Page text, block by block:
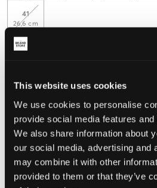
This website uses cookies
We use cookies to personalise
provide social media features
We also share information about
our social media, advertising and
may combine it with other
provided to them or that they’ve
41
26,6 cm
Upplevd storlek
Liten Perfekt
VÄLJ STORLEK